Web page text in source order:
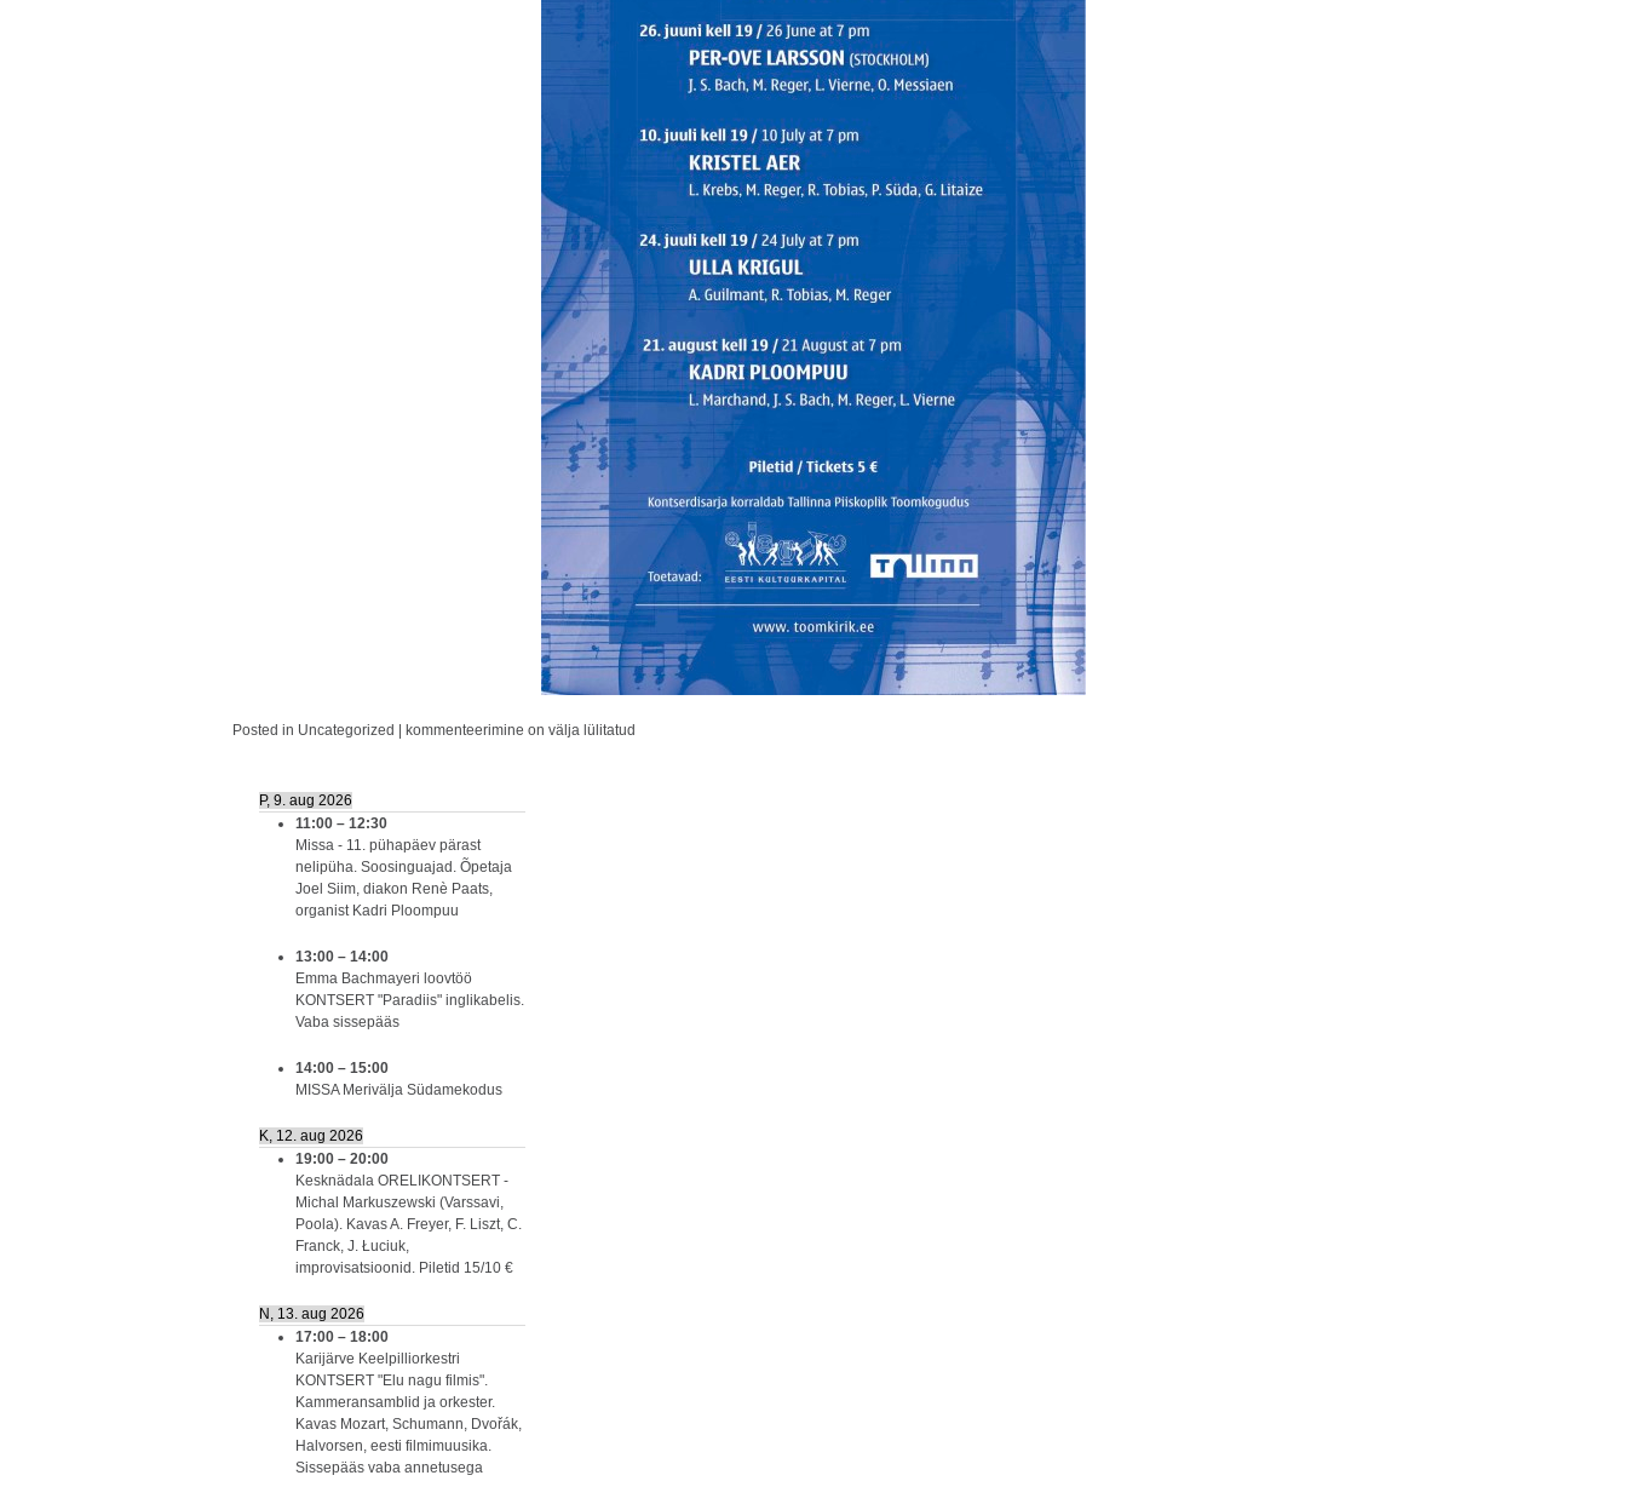
Posted in Uncategorized kommenteerimine on välja lülitatud
P, 9. aug 2026
11:00 – 12:30
Missa - 11. pühapäev pärast
nelipüha. Soosinguajad. Õpetaja
Joel Siim, diakon Renè Paats,
organist Kadri Ploompuu
13:00 – 14:00
Emma Bachmayeri loovtöö
KONTSERT "Paradiis" inglikabelis.
Vaba sissepääs
14:00 – 15:00
MISSA Merivälja Südamekodus
K, 12. aug 2026
19:00 – 20:00
Kesknädala ORELIKONTSERT -
Michal Markuszewski (Varssavi,
Poola). Kavas A. Freyer, F. Liszt, C.
Franck, J. Łuciuk,
improvisatsioonid. Piletid 15/10 €
N, 13. aug 2026
17:00 – 18:00
Karijärve Keelpilliorkestri
KONTSERT "Elu nagu filmis".
Kammeransamblid ja orkester.
Kavas Mozart, Schumann, Dvořák,
Halvorsen, eesti filmimuusika.
Sissepääs vaba annetusega